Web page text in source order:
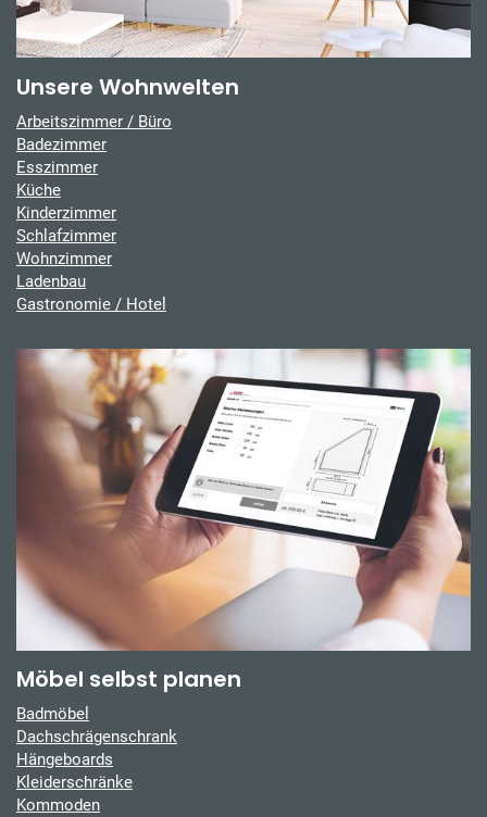
Unsere Wohnwelten
Arbeitszimmer / Büro
Badezimmer
Esszimmer
Küche
Kinderzimmer
Schlafzimmer
Wohnzimmer
Ladenbau
Gastronomie / Hotel
Möbel selbst planen
Badmöbel
Dachschrägenschrank
Hängeboards
Kleiderschränke
Kommoden